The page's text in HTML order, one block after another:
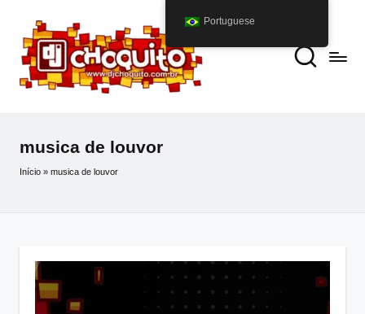
musica de louvor
Início » musica de louvor
Portuguese